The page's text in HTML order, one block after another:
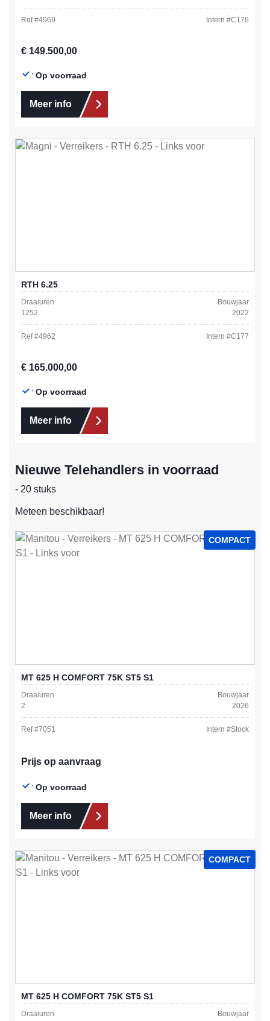
Ref #4969 Intern #C176
Normale prijs:
€ 149.500,00
Op voorraad
Meer info
RTH 6.25
Draaiuren
1252
Bouwjaar
2022
Ref #4962 Intern #C177
Normale prijs:
€ 165.000,00
Op voorraad
Meer info
Nieuwe Telehandlers in voorraad
- 20 stuks
Meteen beschikbaar!
COMPACT
MT 625 H COMFORT 75K ST5 S1
Draaiuren
2
Bouwjaar
2026
Ref #7051 Intern #Stock
Prijs op aanvraag
Op voorraad
Meer info
COMPACT
MT 625 H COMFORT 75K ST5 S1
Draaiuren
Bouwjaar